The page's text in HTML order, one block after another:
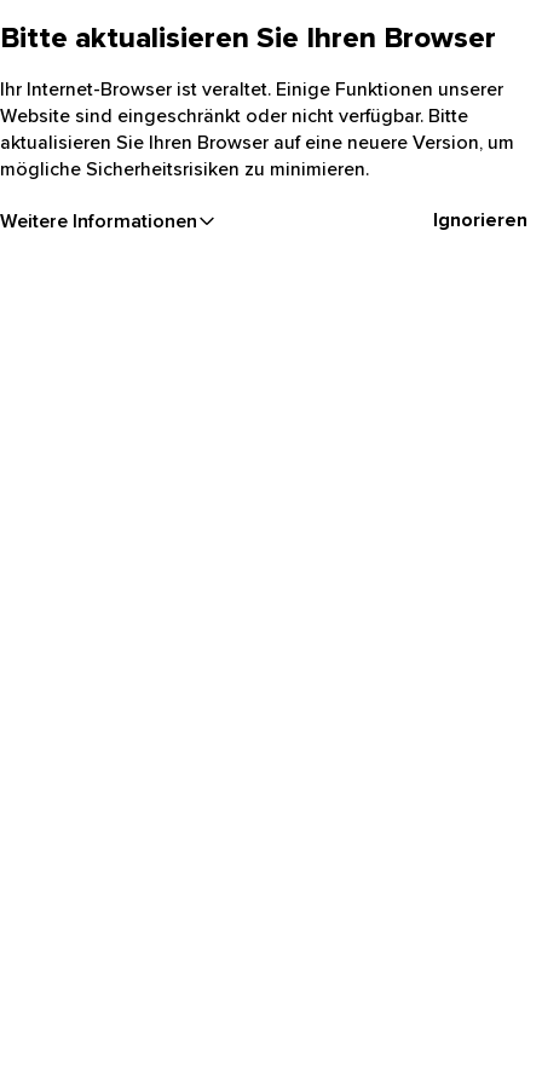
Bitte aktualisieren Sie Ihren Browser
Ihr Internet-Browser ist veraltet. Einige Funktionen unserer
Website sind eingeschränkt oder nicht verfügbar. Bitte
aktualisieren Sie Ihren Browser auf eine neuere Version, um
mögliche Sicherheitsrisiken zu minimieren.
Weitere Informationen Ignorieren